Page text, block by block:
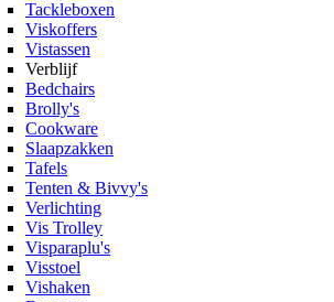
Tackleboxen
Viskoffers
Vistassen
Verblijf
Bedchairs
Brolly's
Cookware
Slaapzakken
Tafels
Tenten & Bivvy's
Verlichting
Vis Trolley
Visparaplu's
Visstoel
Vishaken